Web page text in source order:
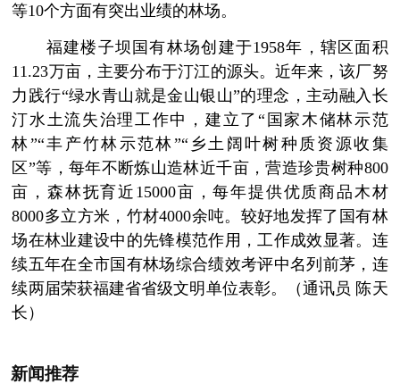
等10个方面有突出业绩的林场。
福建楼子坝国有林场创建于1958年，辖区面积
11.23万亩，主要分布于汀江的源头。近年来，该厂努
力践行“绿水青山就是金山银山”的理念，主动融入长
汀水土流失治理工作中，建立了“国家木储林示范
林”“丰产竹林示范林”“乡土阔叶树种质资源收集
区”等，每年不断炼山造林近千亩，营造珍贵树种800
亩，森林抚育近15000亩，每年提供优质商品木材
8000多立方米，竹材4000余吨。较好地发挥了国有林
场在林业建设中的先锋模范作用，工作成效显著。连
续五年在全市国有林场综合绩效考评中名列前茅，连
续两届荣获福建省省级文明单位表彰。（通讯员 陈天
长）
新闻推荐